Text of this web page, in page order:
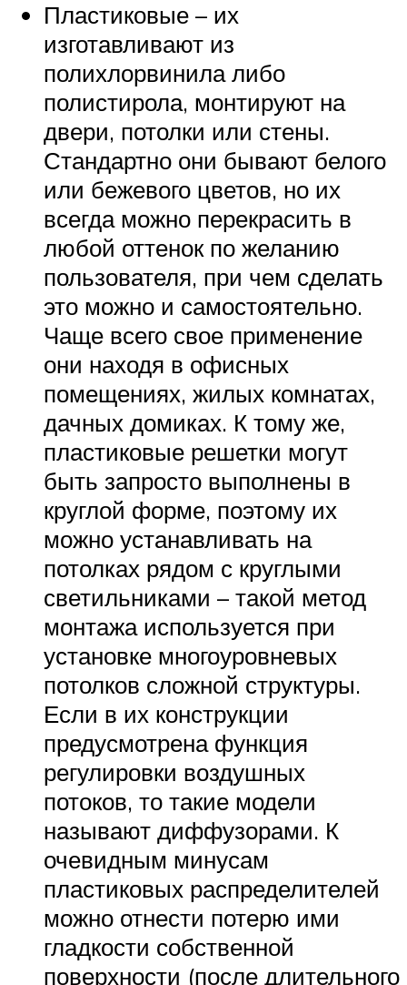
Пластиковые – их
изготавливают из
полихлорвинила либо
полистирола, монтируют на
двери, потолки или стены.
Стандартно они бывают белого
или бежевого цветов, но их
всегда можно перекрасить в
любой оттенок по желанию
пользователя, при чем сделать
это можно и самостоятельно.
Чаще всего свое применение
они находя в офисных
помещениях, жилых комнатах,
дачных домиках. К тому же,
пластиковые решетки могут
быть запросто выполнены в
круглой форме, поэтому их
можно устанавливать на
потолках рядом с круглыми
светильниками – такой метод
монтажа используется при
установке многоуровневых
потолков сложной структуры.
Если в их конструкции
предусмотрена функция
регулировки воздушных
потоков, то такие модели
называют диффузорами. К
очевидным минусам
пластиковых распределителей
можно отнести потерю ими
гладкости собственной
поверхности (после длительного